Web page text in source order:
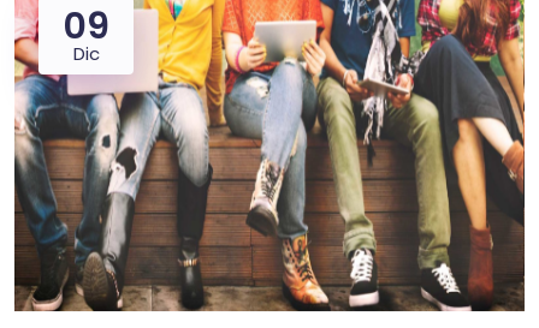
09
Dic